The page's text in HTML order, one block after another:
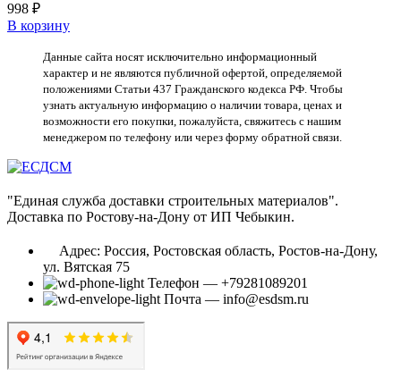
998 ₽
В корзину
Данные сайта носят исключительно информационный
характер и не являются публичной офертой, определяемой
положениями Статьи 437 Гражданского кодекса РФ. Чтобы
узнать актуальную информацию о наличии товара, ценах и
возможности его покупки, пожалуйста, свяжитесь с нашим
менеджером по телефону или через форму обратной связи.
"Единая служба доставки строительных материалов".
Доставка по Ростову-на-Дону от ИП Чебыкин.
Адрес: Россия, Ростовская область, Ростов-на-Дону,
ул. Вятская 75
Телефон — +79281089201
Почта — info@esdsm.ru